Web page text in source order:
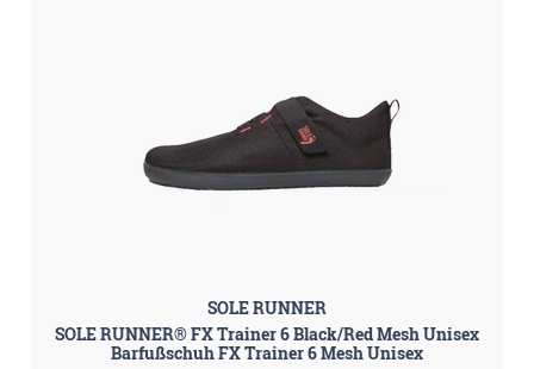
SOLE RUNNER
SOLE RUNNER® FX Trainer 6 Black/Red Mesh Unisex
Barfußschuh FX Trainer 6 Mesh Unisex